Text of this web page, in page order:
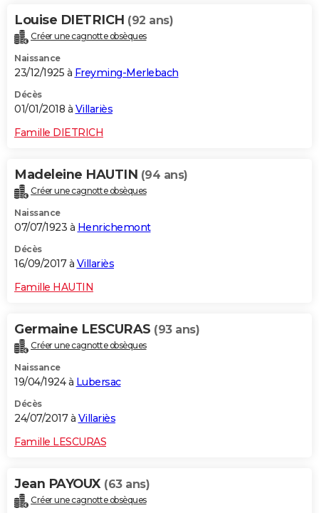
Louise DIETRICH (92 ans)
Créer une cagnotte obsèques
Naissance
23/12/1925 à Freyming-Merlebach
Décès
01/01/2018 à Villariès
Famille DIETRICH
Madeleine HAUTIN (94 ans)
Créer une cagnotte obsèques
Naissance
07/07/1923 à Henrichemont
Décès
16/09/2017 à Villariès
Famille HAUTIN
Germaine LESCURAS (93 ans)
Créer une cagnotte obsèques
Naissance
19/04/1924 à Lubersac
Décès
24/07/2017 à Villariès
Famille LESCURAS
Jean PAYOUX (63 ans)
Créer une cagnotte obsèques